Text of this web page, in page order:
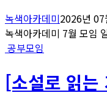
녹색아카데미2026년 07
녹색아카데미 7월 모임
공부모임
[소설로 읽는